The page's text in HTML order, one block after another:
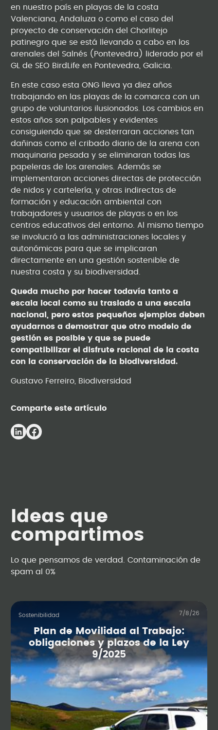
Comparte este artículo
en nuestro país en playas de la costa
Valenciana, Andaluza o como el caso del
proyecto de conservación del Chorlitejo
patinegro que se está llevando a cabo en los
arenales del Salnés (Pontevedra) liderado por el
GL de SEO BirdLife en Pontevedra, Galicia.
En este caso esta ONG lleva ya diez años
trabajando en las playas de la comarca con un
grupo de voluntarios ilusionados. Los cambios en
estos años son palpables y evidentes
consiguiendo que se desterraran acciones tan
dañinas como el cribado diario de la arena con
maquinaria pesada y se eliminaran todas las
papeleras de los arenales. Además se
implementaron acciones directas de protección
de nidos y cartelería, y otras indirectas de
formación y educación ambiental con
trabajadores y usuarios de playas o en los
centros educativos del entorno. Al mismo tiempo
se involucró a las administraciones locales y
autonómicas para que se implicaran
directamente en una gestión sostenible de
nuestra costa y su biodiversidad.
Queda mucho por hacer todavía tanto a
escala local como su traslado a una escala
nacional, pero estos pequeños ejemplos deben
ayudarnos a demostrar que otro modelo de
gestión es posible y que se puede
compatibilizar el disfrute racional de la costa
con la conservación de la biodiversidad.
Gustavo Ferreiro, Biodiversidad
Ideas que
compartimos
Lo que pensamos de verdad. Contaminación de
spam al 0%
Sostenibilidad 7/8/26
Plan de Movilidad al Trabajo:
obligaciones y plazos de la Ley
9/2025